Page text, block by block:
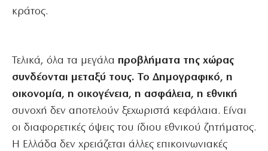
κράτος.
Τελικά, όλα τα μεγάλα προβλήματα της χώρας
συνδέονται μεταξύ τους. Το Δημογραφικό, η
οικονομία, η οικογένεια, η ασφάλεια, η εθνική
συνοχή δεν αποτελούν ξεχωριστά κεφάλαια. Είναι
οι διαφορετικές όψεις του ίδιου εθνικού ζητήματος.
Η Ελλάδα δεν χρειάζεται άλλες επικοινωνιακές